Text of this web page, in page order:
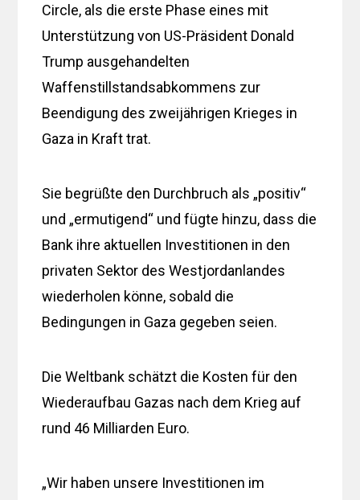
Circle, als die erste Phase eines mit
Unterstützung von US-Präsident Donald
Trump ausgehandelten
Waffenstillstandsabkommens zur
Beendigung des zweijährigen Krieges in
Gaza in Kraft trat.
Sie begrüßte den Durchbruch als „positiv“
und „ermutigend“ und fügte hinzu, dass die
Bank ihre aktuellen Investitionen in den
privaten Sektor des Westjordanlandes
wiederholen könne, sobald die
Bedingungen in Gaza gegeben seien.
Die Weltbank schätzt die Kosten für den
Wiederaufbau Gazas nach dem Krieg auf
rund 46 Milliarden Euro.
„Wir haben unsere Investitionen im